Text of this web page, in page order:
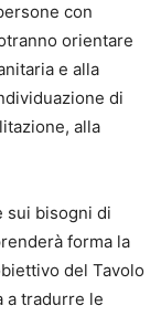
con
orientare
e alla
di
alla
sui bisogni di
forma la
del Tavolo
a tradurre le